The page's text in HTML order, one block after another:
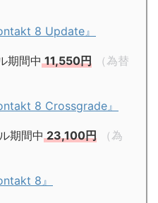
8 Update』
期間中11,550円
（為替
8 Crossgrade』
期間中23,100円
（為
8』